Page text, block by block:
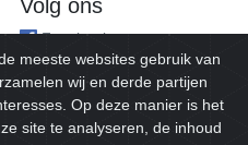
Volg ons
Facebook
meeste websites gebruik van
wij en derde partijen
Op deze manier is het
site te analyseren, de inhoud